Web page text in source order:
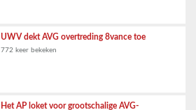
UWV dekt AVG overtreding 8vance toe
772 keer bekeken
Het AP loket voor grootschalige AVG-